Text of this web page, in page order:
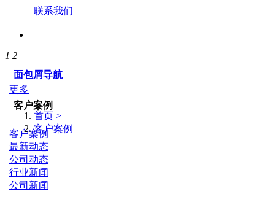
联系我们
1 2
面包屑导航
更多
首页 >
客户案例
客户案例
客户案例
最新动态
公司动态
行业新闻
公司新闻